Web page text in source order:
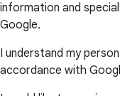
information and
Google.
I understand my
accordance with